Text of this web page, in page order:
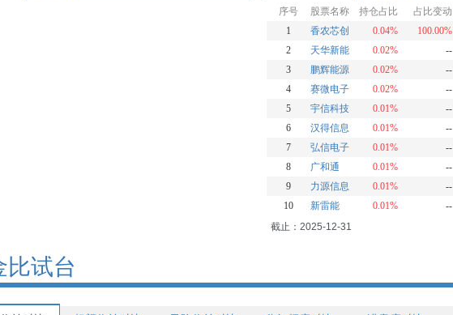
序号 股票名称 持仓占比 占比变动
1
香农芯创 0.04% 100.00%
2
天华新能 0.02% --
3
鹏辉能源 0.02% --
4
赛微电子 0.02% --
5
宇信科技 0.01% --
6
汉得信息 0.01% --
7
弘信电子 0.01% --
8
广和通 0.01% --
9
力源信息 0.01% --
10
新雷能 0.01% --
截止：2025-12-31
比试台